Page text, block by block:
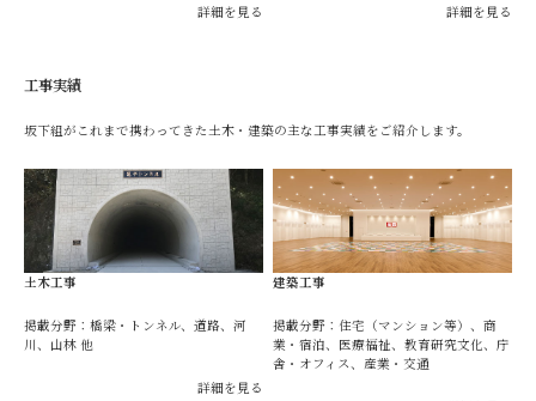
詳細を見る 詳細を見る
工事実績
坂下組がこれまで携わってきた土木・建築の主な工事実績をご紹介します。
土木工事
掲載分野：橋梁・トンネル、道路、河
川、山林 他
詳細を見る
建築工事
掲載分野：住宅（マンション等）、商
業・宿泊、医療福祉、教育研究文化、庁
舎・オフィス、産業・交通